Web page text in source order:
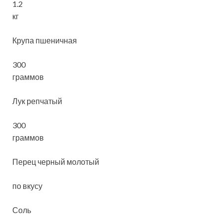
1.2
кг
Крупа пшеничная
300
граммов
Лук репчатый
300
граммов
Перец черный молотый
по вкусу
Соль